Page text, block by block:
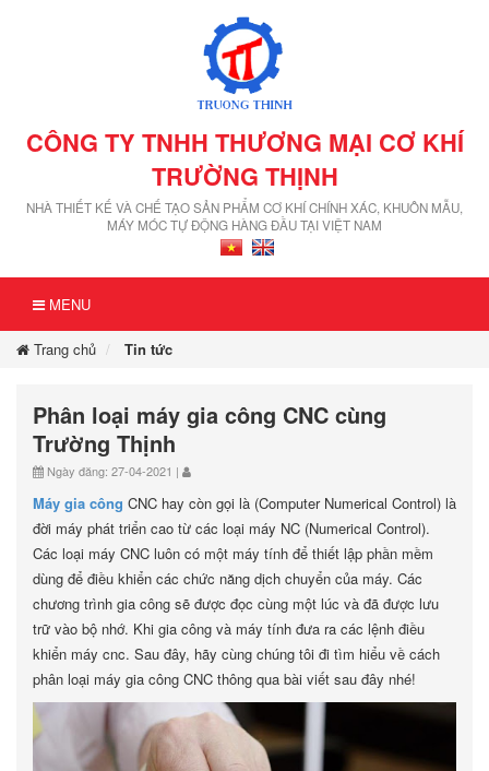
CÔNG TY TNHH THƯƠNG MẠI CƠ KHÍ
TRƯỜNG THỊNH
NHÀ THIẾT KẾ VÀ CHẾ TẠO SẢN PHẨM CƠ KHÍ CHÍNH XÁC, KHUÔN MẪU,
MÁY MÓC TỰ ĐỘNG HÀNG ĐẦU TẠI VIỆT NAM
MENU
Trang chủ Tin tức
Phân loại máy gia công CNC cùng
Trường Thịnh
Ngày đăng: 27-04-2021 |
Máy gia công CNC hay còn gọi là (Computer Numerical Control) là
đời máy phát triển cao từ các loại máy NC (Numerical Control).
Các loại máy CNC luôn có một máy tính để thiết lập phần mềm
dùng để điều khiển các chức năng dịch chuyển của máy. Các
chương trình gia công sẽ được đọc cùng một lúc và đã được lưu
trữ vào bộ nhớ. Khi gia công và máy tính đưa ra các lệnh điều
khiển máy cnc. Sau đây, hãy cùng chúng tôi đi tìm hiểu về cách
phân loại máy gia công CNC thông qua bài viết sau đây nhé!